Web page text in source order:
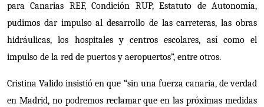
para Canarias REF, Condición RUP, Estatuto de Autonomía,
pudimos dar impulso al desarrollo de las carreteras, las obras
hidráulicas, los hospitales y centros escolares, así como el
impulso de la red de puertos y aeropuertos”, entre otros.
Cristina Valido insistió en que “sin una fuerza canaria, de verdad
en Madrid, no podremos reclamar que en las próximas medidas